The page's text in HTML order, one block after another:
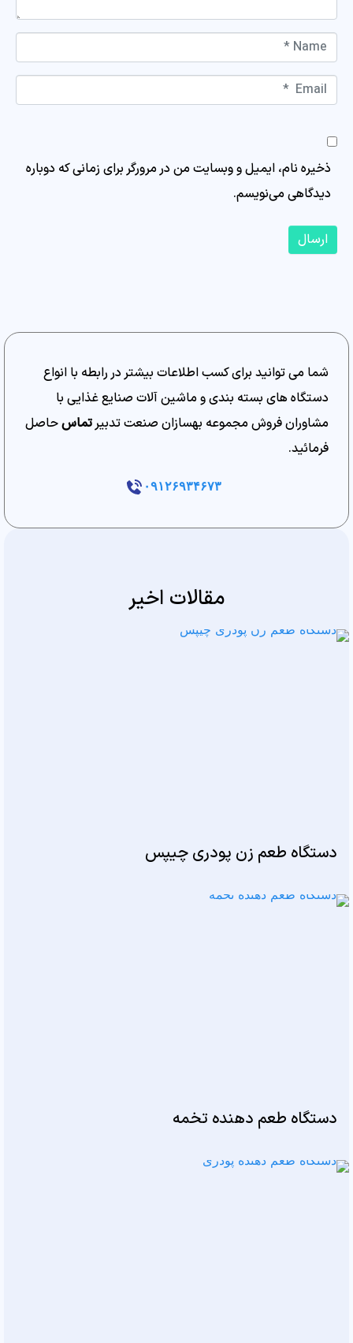
Name *
Email *
ذخیره نام، ایمیل و وبسایت من در مرورگر برای زمانی که دوباره
دیدگاهی می‌نویسم.
ارسال
شما می توانید برای کسب اطلاعات بیشتر در رابطه با انواع
دستگاه های بسته بندی و ماشین آلات صنایع غذایی با
مشاوران فروش مجموعه بهسازان صنعت تدبیر تماسحاصل
فرمائید.
۰۹۱۲۶۹۳۴۶۷۳
مقالات اخیر
دستگاه طعم زن پودری چیپس
دستگاه طعم دهنده تخمه